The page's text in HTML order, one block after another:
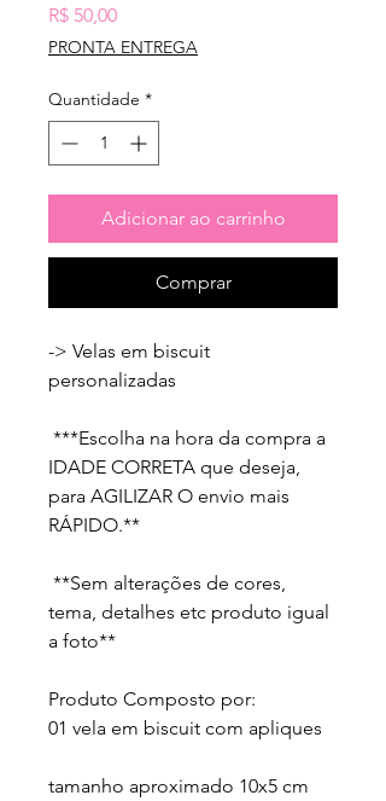
R$ 50,00Preço
PRONTA ENTREGA
Quantidade *
Adicionar ao carrinho
Comprar
-> Velas em biscuit
personalizadas
IDADE CORRETA que deseja,
para AGILIZAR O envio mais
RÁPIDO.**
tema, detalhes etc produto igual
a foto**
Produto Composto por:
01 vela em biscuit com apliques
tamanho aproximado 10x5 cm